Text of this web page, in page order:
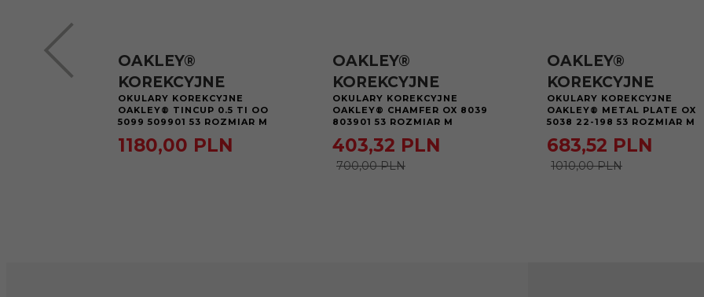
OAKLEY®
KOREKCYJNE
OKULARY KOREKCYJNE
OAKLEY® TINCUP 0.5 TI OO
5099 509901 53 ROZMIAR M
1180,00 PLN
OAKLEY®
KOREKCYJNE
OKULARY KOREKCYJNE
OAKLEY® CHAMFER OX 8039
803901 53 ROZMIAR M
403,32 PLN
700,00 PLN
OAKLEY®
KOREKCYJNE
OKULARY KOREKCYJNE
OAKLEY® METAL PLATE OX
5038 22-198 53 ROZMIAR M
683,52 PLN
1010,00 PLN